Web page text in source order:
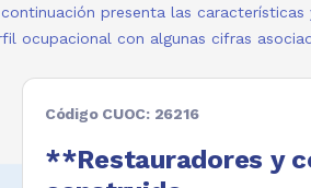
presenta las
ocupacional con algunas cifras
Código CUOC: 26216
**Restauradores y